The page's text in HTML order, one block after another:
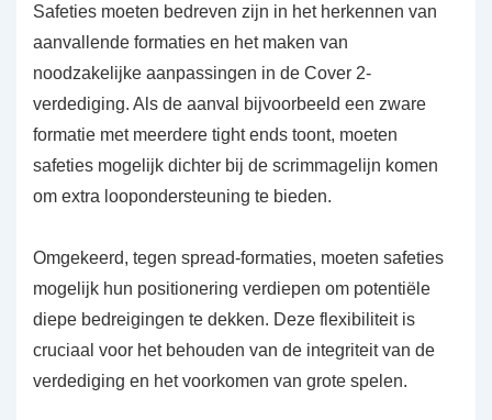
Safeties moeten bedreven zijn in het herkennen van
aanvallende formaties en het maken van
noodzakelijke aanpassingen in de Cover 2-
verdediging. Als de aanval bijvoorbeeld een zware
formatie met meerdere tight ends toont, moeten
safeties mogelijk dichter bij de scrimmagelijn komen
om extra loopondersteuning te bieden.
Omgekeerd, tegen spread-formaties, moeten safeties
mogelijk hun positionering verdiepen om potentiële
diepe bedreigingen te dekken. Deze flexibiliteit is
cruciaal voor het behouden van de integriteit van de
verdediging en het voorkomen van grote spelen.